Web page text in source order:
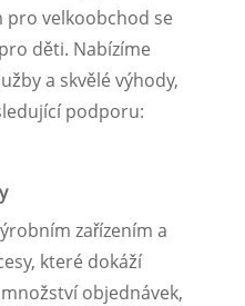
velkoobchod se
děti. Nabízíme
a skvělé výhody,
podporu:
zařízením a
které dokáží
objednávek,